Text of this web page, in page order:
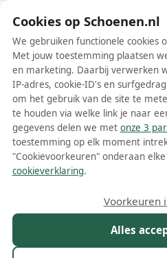
Zwarte Amina
laarzen
Meer lezen
Overknee laarzen
Cookies op Schoenen.nl
We gebruiken functionele cookies
Met jouw toestemming plaatsen
en marketing. Daarbij verwerken
IP-adres, cookie-ID's en
om het gebruik van de site te
te houden via welke link je naar
gegevens delen we met onze 3
toestemming op elk moment
"Cookievoorkeuren" onderaan
cookieverklaring.
Alles
Voorkeuren